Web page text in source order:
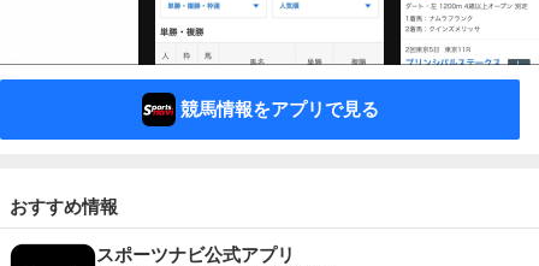
競馬情報をアプリで見る
おすすめ情報
スポーツナビ公式アプリ